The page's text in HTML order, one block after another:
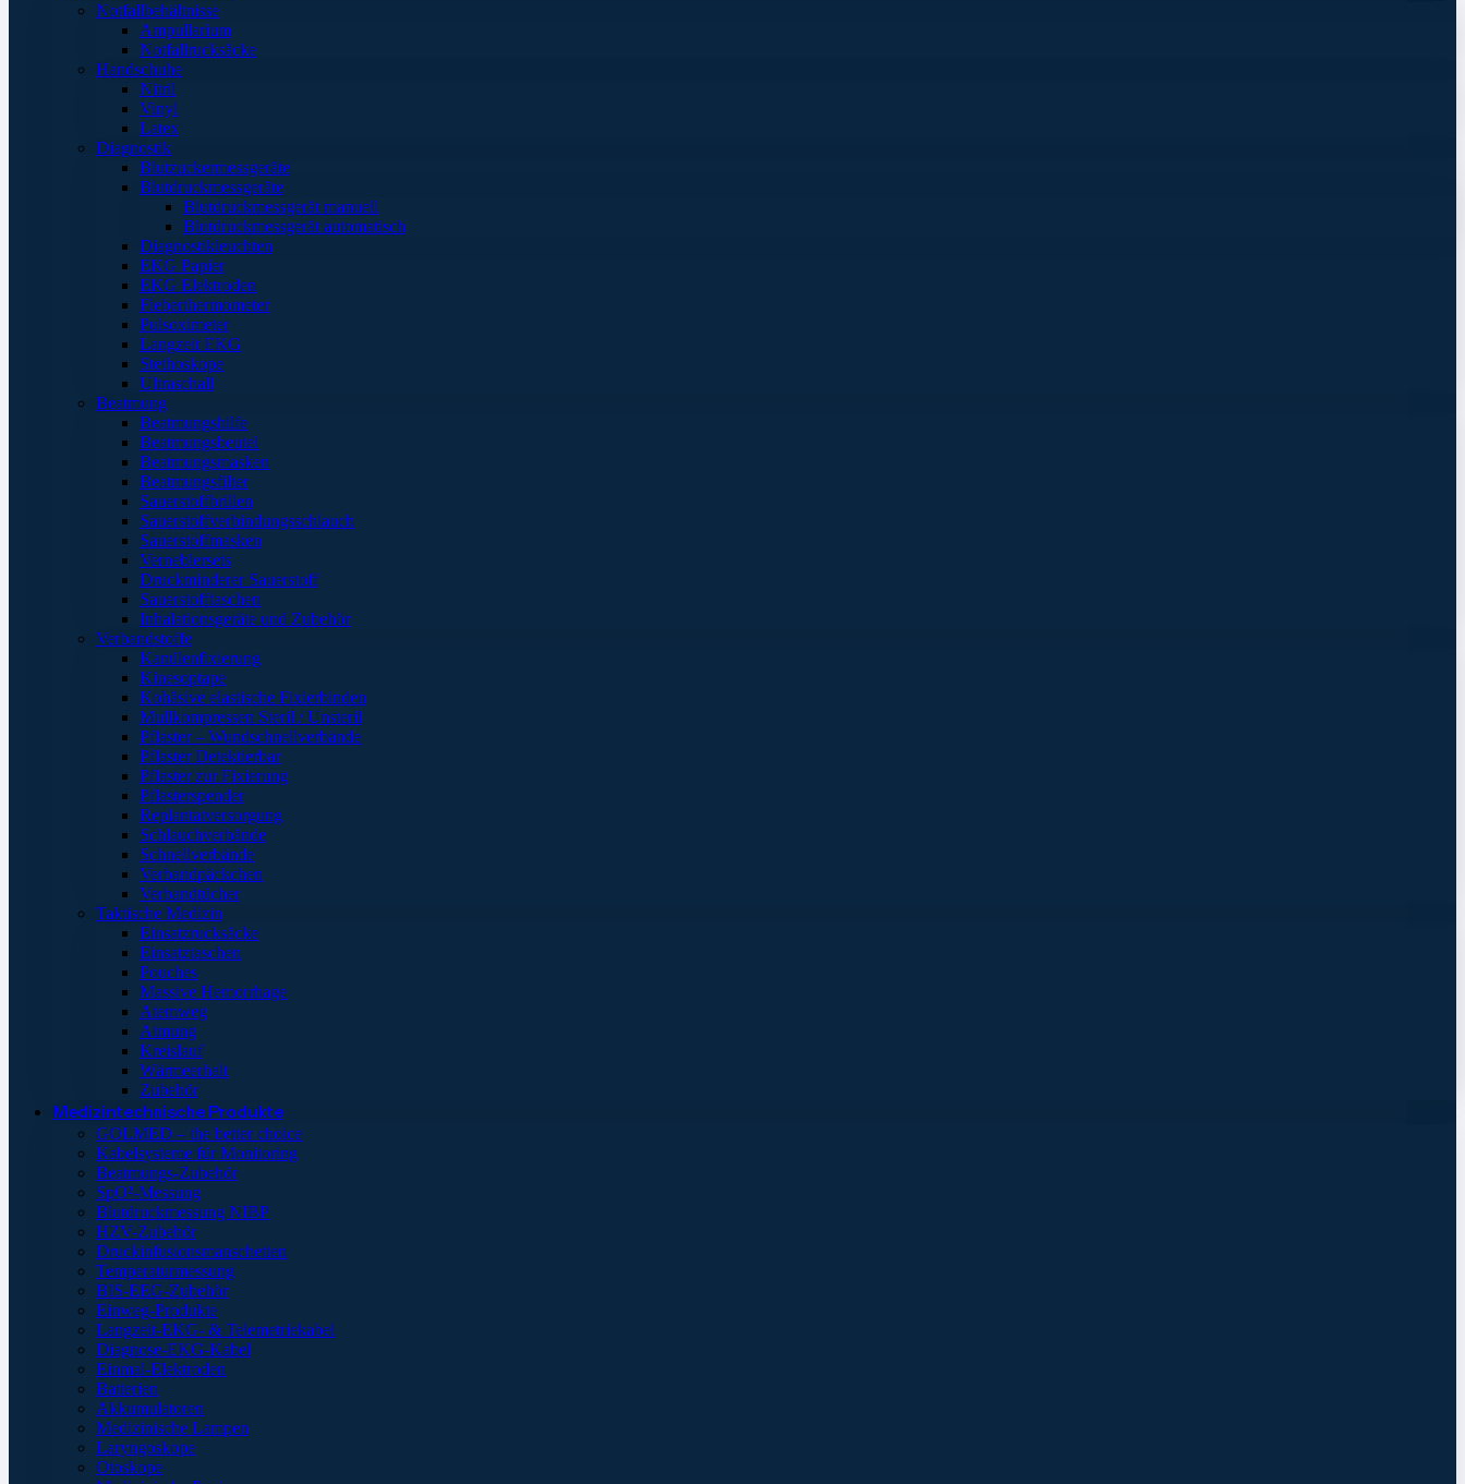
Notfallbehältnisse
Ampullarium
Notfallrucksäcke
Handschuhe
Nitril
Vinyl
Latex
Diagnostik
Blutzuckermessgeräte
Blutdruckmessgeräte
Blutdruckmessgerät manuell
Blutdruckmessgerät automatisch
Diagnostikleuchten
EKG Papier
EKG Elektroden
Fieberthermometer
Pulsoximeter
Langzeit EKG
Stethoskope
Ultraschall
Beatmung
Beatmungshilfe
Beatmungsbeutel
Beatmungsmasken
Beatmungsfilter
Sauerstoffbrillen
Sauerstoffverbindungsschlauch
Sauerstoffmasken
Verneblersets
Druckminderer Sauerstoff
Sauerstofftaschen
Inhalationsgeräte und Zubehör
Verbandstoffe
Kanülenfixierung
Kinesoptape
Kohäsive elastische Fixierbinden
Mullkompressen Steril / Unsteril
Pflaster – Wundschnellverbände
Pflaster Detektierbar
Pflaster zur Fixierung
Pflasterspender
Replantatversorgung
Schlauchverbände
Schnellverbände
Verbandpäckchen
Verbandtücher
Taktische Medizin
Einsatzrucksäcke
Einsatztaschen
Pouches
Massive Hemorrhage
Atemweg
Atmung
Kreislauf
Wärmeerhalt
Zubehör
Medizintechnische Produkte
GOLMED – the better choice
Kabelsysteme für Monitoring
Beatmungs-Zubehör
SpO²-Messung
Blutdruckmessung NIBP
HZV-Zubehör
Druckinfusionsmanschetten
Temperaturmessung
BIS-EEG-Zubehör
Einweg-Produkte
Langzeit-EKG- & Telemetriekabel
Diagnose-EKG-Kabel
Einmal-Elektroden
Batterien
Akkumulatoren
Medizinische Lampen
Laryngoskope
Otoskope